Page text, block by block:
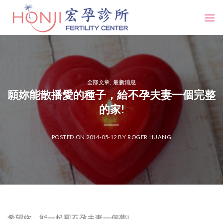
全部文章 ,最新消息
願妳能散播愛的種子，給不孕夫妻一個完整
的家!
POSTED ON 2014-05-12 BYROGER HUANG